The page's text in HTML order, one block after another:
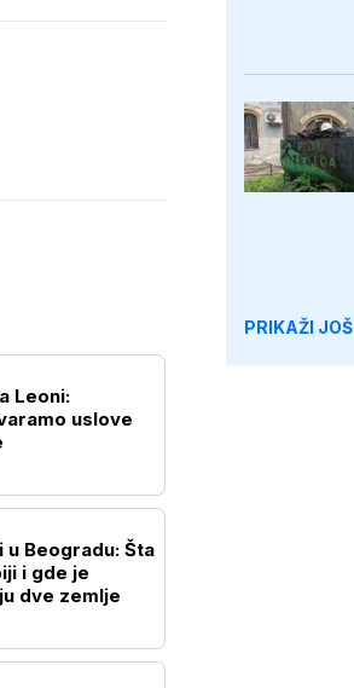
Leoni:
uslove
Beogradu: Šta
i gde je
dve zemlje
PRIKAŽI JOŠ